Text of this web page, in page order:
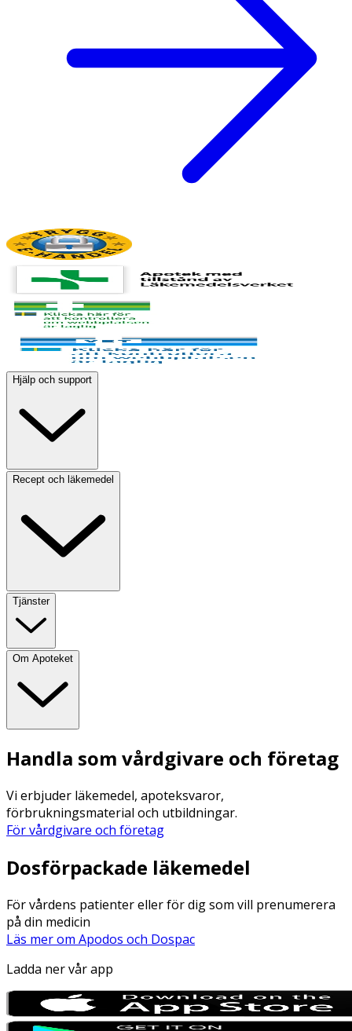
Hjälp och support
Recept och läkemedel
Tjänster
Om Apoteket
Handla som vårdgivare och företag
Vi erbjuder läkemedel, apoteksvaror,
förbrukningsmaterial och utbildningar.
För vårdgivare och företag
Dosförpackade läkemedel
För vårdens patienter eller för dig som vill prenumerera
på din medicin
Läs mer om Apodos och Dospac
Ladda ner vår app